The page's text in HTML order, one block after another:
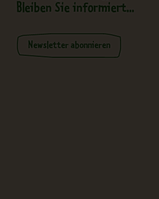
Bleiben Sie informiert...
Newsletter abonnieren